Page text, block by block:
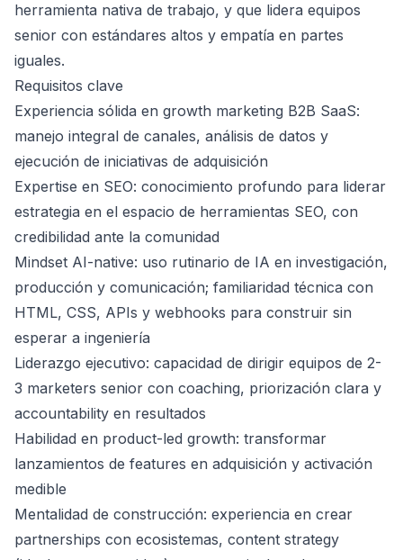
herramienta nativa de trabajo, y que lidera equipos
senior con estándares altos y empatía en partes
iguales.
Requisitos clave
Experiencia sólida en growth marketing B2B SaaS:
manejo integral de canales, análisis de datos y
ejecución de iniciativas de adquisición
Expertise en SEO: conocimiento profundo para liderar
estrategia en el espacio de herramientas SEO, con
credibilidad ante la comunidad
Mindset AI-native: uso rutinario de IA en investigación,
producción y comunicación; familiaridad técnica con
HTML, CSS, APIs y webhooks para construir sin
esperar a ingeniería
Liderazgo ejecutivo: capacidad de dirigir equipos de 2-
3 marketers senior con coaching, priorización clara y
accountability en resultados
Habilidad en product-led growth: transformar
lanzamientos de features en adquisición y activación
medible
Mentalidad de construcción: experiencia en crear
partnerships con ecosistemas, content strategy